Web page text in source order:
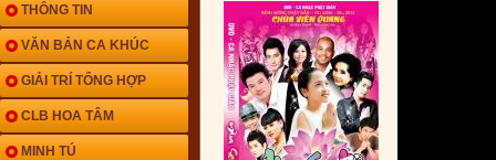
THÔNG TIN
VĂN BẢN CA KHÚC
GIẢI TRÍ TỔNG HỢP
CLB HOA TÂM
MINH TÚ